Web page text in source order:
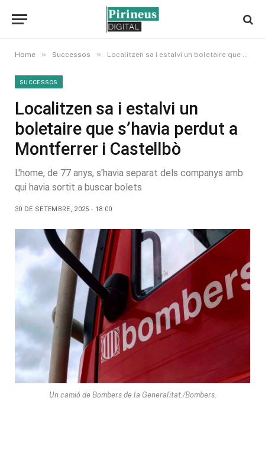
Home » Successos » Localitzen sa i estalvi un boletaire que s’havia perdut a Montferrer i Castellbò
SUCCESSOS
Localitzen sa i estalvi un
boletaire que s’havia perdut a
Montferrer i Castellbò
L'home, de 77 anys, s'havia separat dels companys amb
qui havia sortit a buscar bolets
30 DE SETEMBRE, 2025 - 18:00
Un camió de Bombers de la Generalitat./Bombers.